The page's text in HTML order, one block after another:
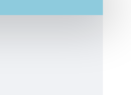
καθώς και εάν